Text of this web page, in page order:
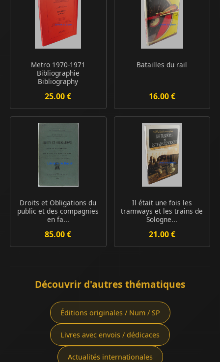
Metro 1970-1971
Bibliographie
Bibliography
25.00 €
Batailles du rail
16.00 €
Droits et Obligations du
public et des compagnies
en fa...
85.00 €
Il était une fois les
tramways et les trains de
Sologne...
21.00 €
Découvrir d'autres thématiques
Éditions originales / Num / SP
Livres avec envois / dédicaces
Actualités internationales